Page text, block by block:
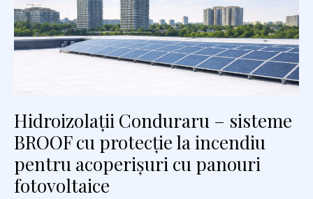
Hidroizolații Conduraru – sisteme
BROOF cu protecție la incendiu
pentru acoperișuri cu panouri
fotovoltaice